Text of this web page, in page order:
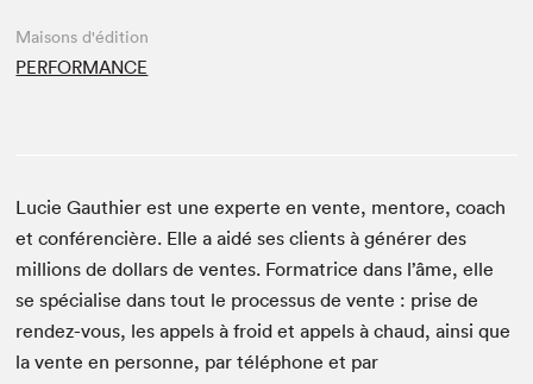
Maisons d'édition
PERFORMANCE
Lucie Gauthier est une experte en vente, mentore, coach
et conférencière. Elle a aidé ses clients à générer des
millions de dollars de ventes. Formatrice dans l’âme, elle
se spécialise dans tout le processus de vente : prise de
rendez-vous, les appels à froid et appels à chaud, ainsi que
la vente en personne, par téléphone et par